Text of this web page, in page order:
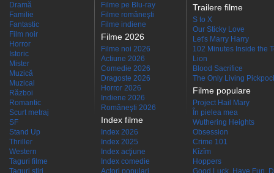
Dramă
Familie
Fantastic
Film noir
Horror
Istoric
Mister
Muzică
Muzical
Război
Romantic
Scurt metraj
SF
Stand Up
Thriller
Western
Taguri filme
Taguri stiri
Filme pe Blu-ray
Filme româneşti
Filme indiene
Filme 2026
Filme noi 2026
Actiune 2026
Comedie 2026
Dragoste 2026
Horror 2026
Indiene 2026
Româneşti 2026
Index filme
Index 2026
Index 2025
Index acţiune
Index comedie
Actori populari
Trailere filme
S to X
Our Sticky Love
Let's Marry Harry
102 Minutes Inside the
Lion
Blood Sacrifice
The Only Living
Filme populare
Project Hail Mary
În pielea mea
Wuthering Heights
Obsession
Crime 101
Kîzîm
Hoppers
Good Luck, Have Fun,